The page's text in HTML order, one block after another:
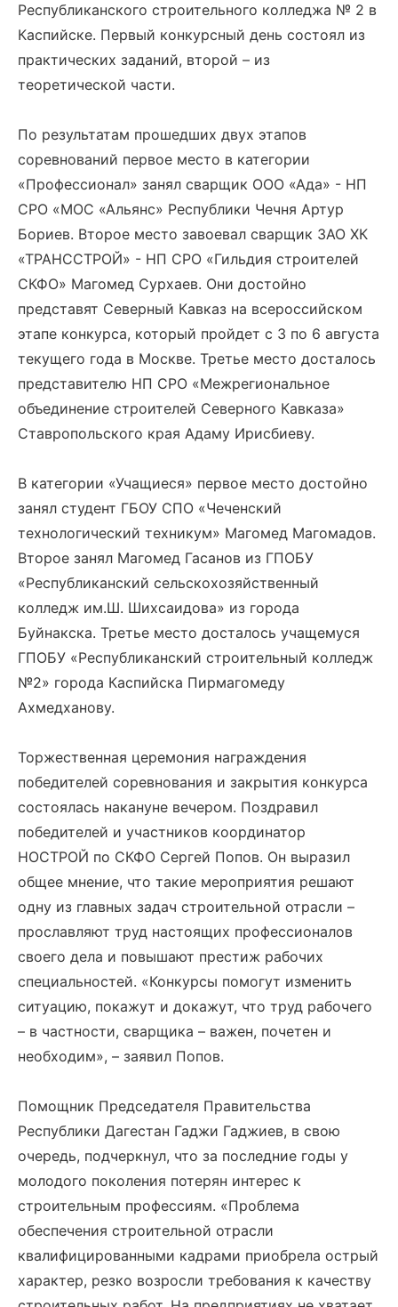
Республиканского строительного колледжа № 2 в
Каспийске. Первый конкурсный день состоял из
практических заданий, второй – из
теоретической части.
По результатам прошедших двух этапов
соревнований первое место в категории
«Профессионал» занял сварщик ООО «Ада» - НП
СРО «МОС «Альянс» Республики Чечня Артур
Бориев. Второе место завоевал сварщик ЗАО ХК
«ТРАНССТРОЙ» - НП СРО «Гильдия строителей
СКФО» Магомед Сурхаев. Они достойно
представят Северный Кавказ на всероссийском
этапе конкурса, который пройдет с 3 по 6 августа
текущего года в Москве. Третье место досталось
представителю НП СРО «Межрегиональное
объединение строителей Северного Кавказа»
Ставропольского края Адаму Ирисбиеву.
В категории «Учащиеся» первое место достойно
занял студент ГБОУ СПО «Чеченский
технологический техникум» Магомед Магомадов.
Второе занял Магомед Гасанов из ГПОБУ
«Республиканский сельскохозяйственный
колледж им.Ш. Шихсаидова» из города
Буйнакска. Третье место досталось учащемуся
ГПОБУ «Республиканский строительный колледж
№2» города Каспийска Пирмагомеду
Ахмедханову.
Торжественная церемония награждения
победителей соревнования и закрытия конкурса
состоялась накануне вечером. Поздравил
победителей и участников координатор
НОСТРОЙ по СКФО Сергей Попов. Он выразил
общее мнение, что такие мероприятия решают
одну из главных задач строительной отрасли –
прославляют труд настоящих профессионалов
своего дела и повышают престиж рабочих
специальностей. «Конкурсы помогут изменить
ситуацию, покажут и докажут, что труд рабочего
– в частности, сварщика – важен, почетен и
необходим», – заявил Попов.
Помощник Председателя Правительства
Республики Дагестан Гаджи Гаджиев, в свою
очередь, подчеркнул, что за последние годы у
молодого поколения потерян интерес к
строительным профессиям. «Проблема
обеспечения строительной отрасли
квалифицированными кадрами приобрела острый
характер, резко возросли требования к качеству